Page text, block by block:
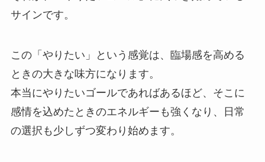
サインです。
この「やりたい」という感覚は、臨場感を高める
ときの大きな味方になります。
本当にやりたいゴールであればあるほど、そこに
感情を込めたときのエネルギーも強くなり、日常
の選択も少しずつ変わり始めます。